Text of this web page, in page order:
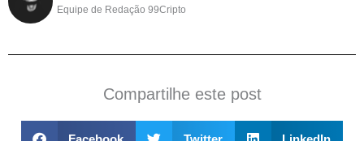
Equipe de Redação 99Cripto
Compartilhe este post